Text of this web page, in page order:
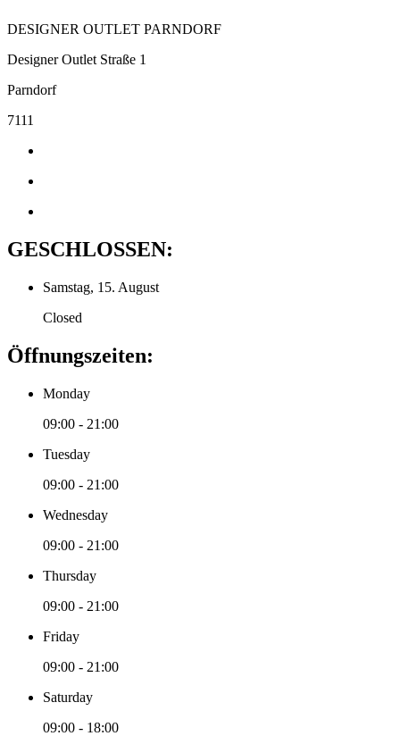
DESIGNER OUTLET PARNDORF
Designer Outlet Straße 1
Parndorf
7111
GESCHLOSSEN:
Samstag, 15. August
Closed
Öffnungszeiten:
Monday
09:00 - 21:00
Tuesday
09:00 - 21:00
Wednesday
09:00 - 21:00
Thursday
09:00 - 21:00
Friday
09:00 - 21:00
Saturday
09:00 - 18:00